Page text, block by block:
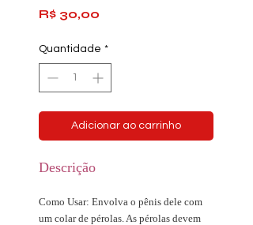
R$ 30,00
Quantidade *
Adicionar ao carrinho
Descrição
Como Usar: Envolva o pênis dele com
um colar de pérolas. As pérolas devem